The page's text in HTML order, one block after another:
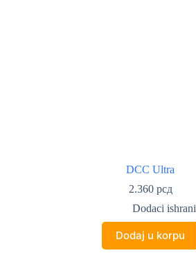
DCC Ultra
2.360 рсд
Dodaci ishrani
Dodaj u korpu